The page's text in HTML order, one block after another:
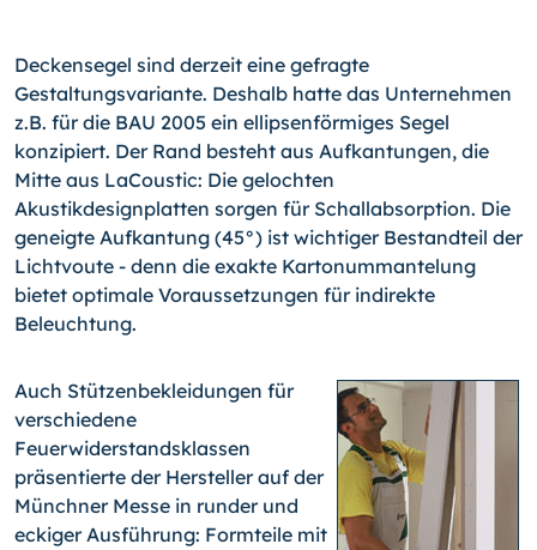
Deckensegel sind derzeit eine gefragte
Gestaltungsvariante. Deshalb hatte das Unternehmen
z.B. für die BAU 2005 ein ellipsenförmiges Segel
konzipiert. Der Rand besteht aus Aufkantungen, die
Mitte aus LaCoustic: Die gelochten
Akustikdesignplatten sorgen für Schallabsorption. Die
geneigte Aufkantung (45°) ist wichtiger Bestandteil der
Lichtvoute - denn die exakte Kartonummantelung
bietet optimale Voraussetzungen für indirekte
Beleuchtung.
Auch Stützenbekleidungen für
verschiedene
Feuerwiderstandsklassen
präsentierte der Hersteller auf der
Münchner Messe in runder und
eckiger Ausführung: Formteile mit